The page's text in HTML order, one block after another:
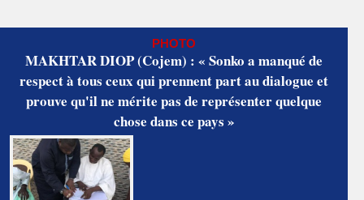
PHOTO
MAKHTAR DIOP (Cojem) : « Sonko a manqué de
respect à tous ceux qui prennent part au dialogue et
prouve qu'il ne mérite pas de représenter quelque
chose dans ce pays »